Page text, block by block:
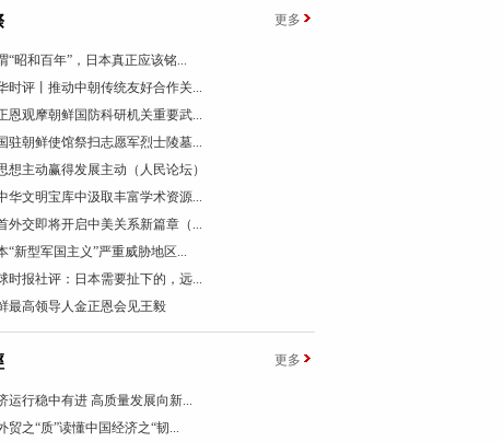
更多
“昭和百年”，日本真正应该铭...
时评丨推动中朝传统友好合作关...
恩观摩朝鲜国防科研机关重要武...
驻朝鲜使馆祭扫志愿军烈士陵墓...
想主动赢得发展主动（人民论坛）
华文明宝库中汲取丰富学术资源...
外交即将开启中美关系新篇章（...
“新型军国主义”严重威胁地区...
时报社评：日本需要扯下的，远...
最高领导人金正恩会见王毅
更多
运行稳中有进 高质量发展向新...
贸之“质”读懂中国经济之“韧...